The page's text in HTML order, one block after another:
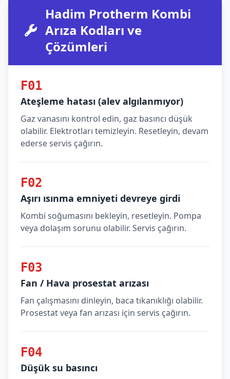
Hadim Protherm Kombi
Arıza Kodları ve
Çözümleri
F01
Ateşleme hatası (alev algılanmıyor)
Gaz vanasını kontrol edin, gaz basıncı düşük
olabilir. Elektrotları temizleyin. Resetleyin, devam
ederse servis çağırın.
F02
Aşırı ısınma emniyeti devreye girdi
Kombi soğumasını bekleyin, resetleyin. Pompa
veya dolaşım sorunu olabilir. Servis çağırın.
F03
Fan / Hava prosestat arızası
Fan çalışmasını dinleyin, baca tıkanıklığı olabilir.
Prosestat veya fan arızası için servis çağırın.
F04
Düşük su basıncı